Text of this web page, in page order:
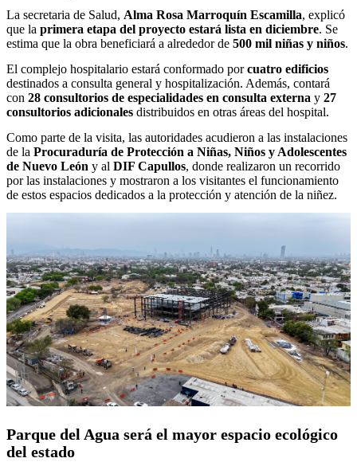
La secretaria de Salud, Alma Rosa Marroquín Escamilla, explicó
que la primera etapa del proyecto estará lista en diciembre. Se
estima que la obra beneficiará a alrededor de 500 mil niñas y niños.
El complejo hospitalario estará conformado porcuatro edificios
destinados a consulta general y hospitalización. Además, contará
con 28 consultorios de especialidades en consulta externa y 27
consultorios adicionales distribuidos en otras áreas del hospital.
Como parte de la visita, las autoridades acudieron a las instalaciones
de la Procuraduría de Protección a Niñas, Niños y Adolescentes
de Nuevo León y al DIF Capullos, donde realizaron un recorrido
por las instalaciones y mostraron a los visitantes el funcionamiento
de estos espacios dedicados a la protección y atención de la niñez.
Parque del Agua será el mayor espacio ecológico
del estado